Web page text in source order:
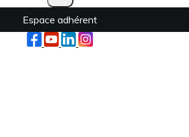
Espace adhérent